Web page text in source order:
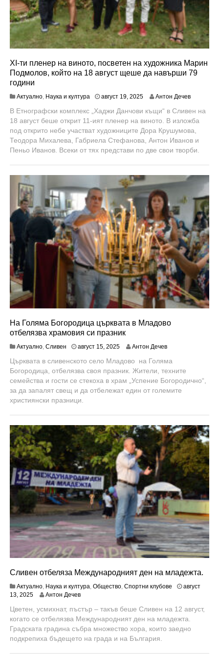
XI-ти пленер на виното, посветен на художника Марин
Подмолов, който на 18 август щеше да навърши 79
години
Актуално, Наука и култура август 19, 2025а
у
с
т
9
0
2
5
Антон Дечев
В Етнографски комплекс „Хаджи Данчови къщи“ в Сливен на
18 август беше открит 11-ият пленер на виното. В изложба
под открито небе участват художниците Дора Крушумова,
Теодора Михалева, Габриела Стефанова, Антон Иванов и
Пеньо Иванов. Всеки от тях представи по две свои творби.
На Голяма Богородица църквата в Младово
отбелязва храмовия си празник
Актуално Сливен август 15, 2025а
г
у
с
0
2
5
Антон Дечев
Църквата в сливенското село Младово на Голяма
Богородица, отбелязва своя празник. Жители, техните
семейства и гости се стекоха в храм „Успение Богородично“,
за да запалят свещ и да отбележат един от големите
християнски празници.
Сливен отбеляза Международният ден на младежта.
Актуално, Наука и култура, Общество, Спортни клубове
август
13, 2025а
г
у
с
т
9
Антон Дечев
Цветен, усмихнат, пъстър – такъв беше Сливен на 12 август,
когато се отбелязва Международният ден на младежта.
Градската градина събра множество хора, които заедно
подкрепиха бъдещето на града и на България.